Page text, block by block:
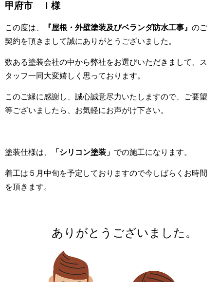
甲府市 Ｉ様
この度は、 『屋根・外壁塗装及びベランダ防水工事』 のご
契約を頂きまして誠にありがとうございました。
数ある塗装会社の中から弊社をお選びいただきまして、ス
タッフ一同大変嬉しく思っております。
このご縁に感謝し、誠心誠意尽力いたしますので、
ご要望
等ございましたら、お気軽にお声がけ下さい。
塗装仕様は、 「シリコン塗装」 での施工になります。
着工は５月中旬を予定しておりますので今しばらくお時間
を頂きます。
ありがとうございました。